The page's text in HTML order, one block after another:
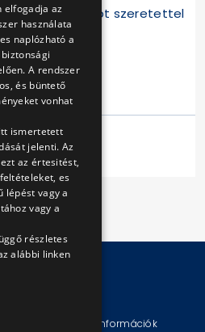
szeretettel
Technikai információk
elfogadja az
használata
naplózható a
A rendszer
és büntető
vonhat
ismertetett
jelenti. Az
az értesitést,
es
lépést vagy a
vagy a
részletes
alábbi linken